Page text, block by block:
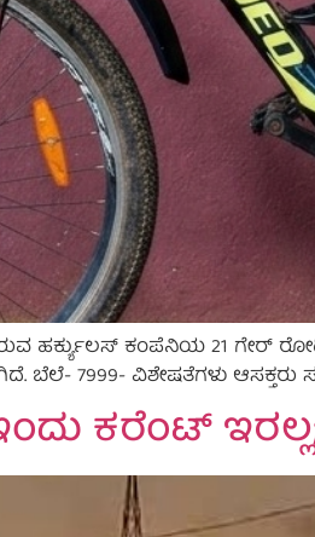
ಹರ್ಕ್ಯುಲಸ್ ಕಂಪೆನಿಯ 21 ಗೇರ್
7999- ವಿಶೇಷತೆಗಳು ಆಸಕ್ತರು
ಕರೆಂಟ್